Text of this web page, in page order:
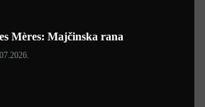
Mères: Majčinska rana